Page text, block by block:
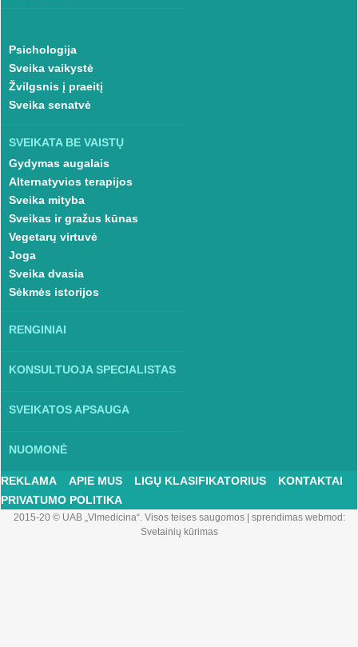
Psichologija
Sveika vaikystė
Žvilgsnis į praeitį
Sveika senatvė
SVEIKATA BE VAISTŲ
Gydymas augalais
Alternatyvios terapijos
Sveika mityba
Sveikas ir gražus kūnas
Vegetarų virtuvė
Joga
Sveika dvasia
Sėkmės istorijos
RENGINIAI
KONSULTUOJA SPECIALISTAS
SVEIKATOS APSAUGA
NUOMONĖ
REKLAMA APIE MUS LIGŲ KLASIFIKATORIUS
KONTAKTAI
PRIVATUMO POLITIKA
2015-20 © UAB „Vlmedicina“. Visos teises saugomos| sprendimas webmod:
Svetainių kūrimas